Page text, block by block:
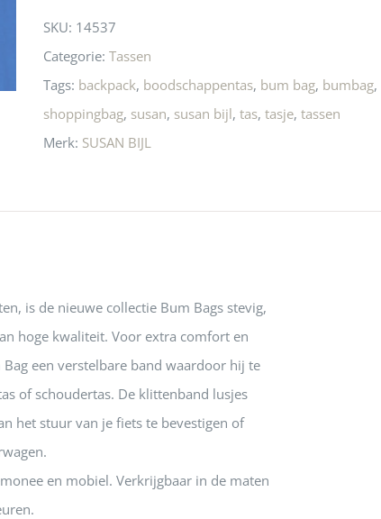
was
gezellig SKU: 14537
Categorie: Tassen
Tags: backpack, boodschappentas, bum bag, bumbag,
shoppingbag, susan, susan bijl, tas, tasje, tassen
Merk: SUSAN BIJL
is de nieuwe collectie Bum Bags stevig,
hoge kwaliteit. Voor extra comfort en
een verstelbare band waardoor hij te
of schoudertas. De klittenband lusjes
het stuur van je fiets te bevestigen of
en mobiel. Verkrijgbaar in de maten